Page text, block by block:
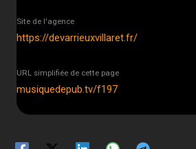
Site de l'agence
https://devarrieuxvillaret.fr/
URL simplifiée de cette page
musiquedepub.tv/f197